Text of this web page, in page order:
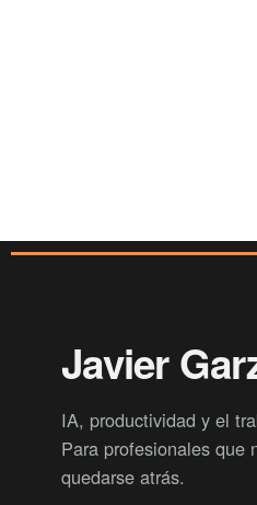
Javier
IA, productividad y el
Para profesionales que
quedarse atrás.